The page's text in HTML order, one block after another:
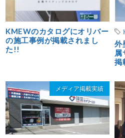
KMEWのカタログにオリバー
の施工事例が掲載されまし
た!!
外
属
掲
メディア掲載実績